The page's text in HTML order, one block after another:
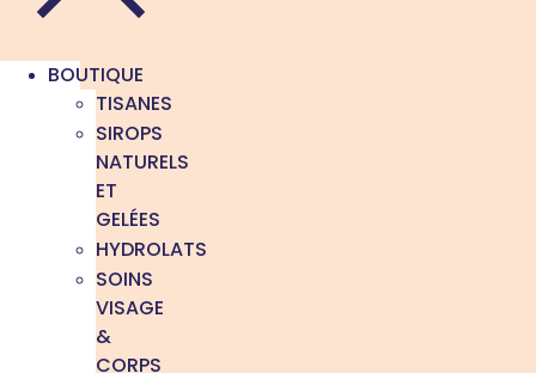
BOUTIQUE
TISANES
SIROPS
NATURELS
ET
GELÉES
HYDROLATS
SOINS
VISAGE
&
CORPS